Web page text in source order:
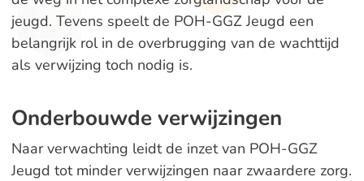
jeugd. Tevens speelt de POH-GGZ Jeugd een
belangrijk rol in de overbrugging van de wachttijd
als verwijzing toch nodig is.
Onderbouwde verwijzingen
Naar verwachting leidt de inzet van POH-GGZ
Jeugd tot minder verwijzingen naar zwaardere zorg.